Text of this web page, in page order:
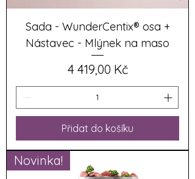
Sada - WunderCentix® osa +
Nástavec - Mlýnek na maso
Cena
4 419,00 Kč
Přidat do košíku
Novinka!